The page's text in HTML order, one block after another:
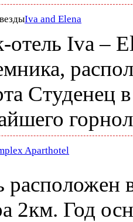
Iva and Elena
отель Iva –
Студенец
Aparthotel
расположен
2км. Год